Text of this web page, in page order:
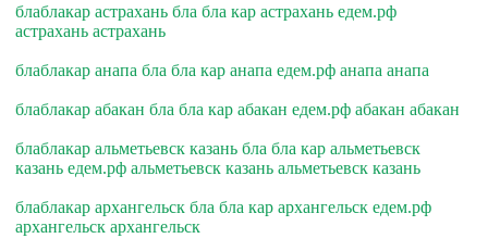
блаблакар астрахань бла бла кар астрахань едем.рф
астрахань астрахань
блаблакар анапа бла бла кар анапа едем.рф анапа анапа
блаблакар абакан бла бла кар абакан едем.рф абакан абакан
блаблакар альметьевск казань бла бла кар альметьевск
казань едем.рф альметьевск казань альметьевск казань
блаблакар архангельск бла бла кар архангельск едем.рф
архангельск архангельск